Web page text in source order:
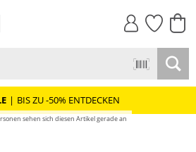
MUST-HAVE
| BIS ZU -50% ENTDECKEN
sehen sich diesen Artikel gerade an